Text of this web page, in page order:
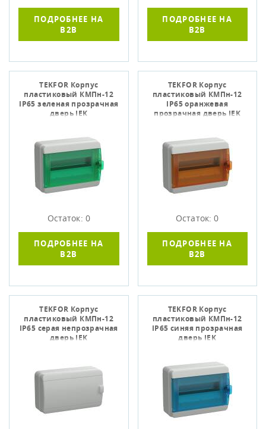
ПОДРОБНЕЕ НА
B2B
ПОДРОБНЕЕ НА
B2B
TEKFOR Корпус
пластиковый КМПн-12
IP65 зеленая прозрачная
дверь IEK
Остаток: 0
ПОДРОБНЕЕ НА
B2B
TEKFOR Корпус
пластиковый КМПн-12
IP65 оранжевая
прозрачная дверь IEK
Остаток: 0
ПОДРОБНЕЕ НА
B2B
TEKFOR Корпус
пластиковый КМПн-12
IP65 серая непрозрачная
дверь IEK
TEKFOR Корпус
пластиковый КМПн-12
IP65 синяя прозрачная
дверь IEK